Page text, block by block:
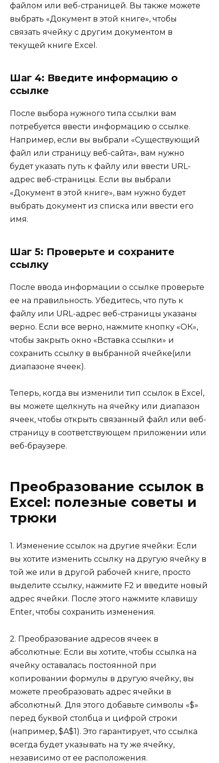
файлом или веб-страницей. Вы также можете
выбрать «Документ в этой книге», чтобы
связать ячейку с другим документом в
текущей книге Excel.
Шаг 4: Введите информацию о
ссылке
После выбора нужного типа ссылки вам
потребуется ввести информацию о ссылке.
Например, если вы выбрали «Существующий
файл или страницу веб-сайта», вам нужно
будет указать путь к файлу или ввести URL-
адрес веб-страницы. Если вы выбрали
«Документ в этой книге», вам нужно будет
выбрать документ из списка или ввести его
имя.
Шаг 5: Проверьте и сохраните
ссылку
После ввода информации о ссылке проверьте
ее на правильность. Убедитесь, что путь к
файлу или URL-адрес веб-страницы указаны
верно. Если все верно, нажмите кнопку «ОК»,
чтобы закрыть окно «Вставка ссылки» и
сохранить ссылку в выбранной ячейке(или
диапазоне ячеек).
Теперь, когда вы изменили тип ссылок в Excel,
вы можете щелкнуть на ячейку или диапазон
ячеек, чтобы открыть связанный файл или веб-
страницу в соответствующем приложении или
веб-браузере.
Преобразование ссылок в
Excel: полезные советы и
трюки
1. Изменение ссылок на другие ячейки: Если
вы хотите изменить ссылку на другую ячейку в
той же или в другой рабочей книге, просто
выделите ссылку, нажмите F2 и введите новый
адрес ячейки. После этого нажмите клавишу
Enter, чтобы сохранить изменения.
2. Преобразование адресов ячеек в
абсолютные: Если вы хотите, чтобы ссылка на
ячейку оставалась постоянной при
копировании формулы в другую ячейку, вы
можете преобразовать адрес ячейки в
абсолютный. Для этого добавьте символы «$»
перед буквой столбца и цифрой строки
(например, $A$1). Это гарантирует, что ссылка
всегда будет указывать на ту же ячейку,
независимо от ее расположения.